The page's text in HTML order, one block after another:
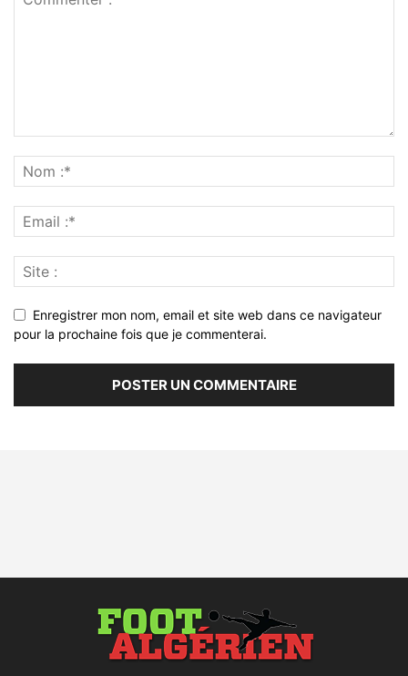
Enregistrer mon nom, email et site web dans ce navigateur
pour la prochaine fois que je commenterai.